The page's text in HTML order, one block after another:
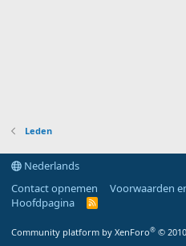
Leden
Nederlands
Contact opnemen
Voorwaarden
Hoofdpagina
R
Community platform by XenForo® ©